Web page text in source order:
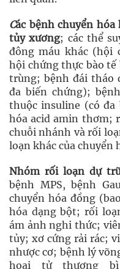
Các bệnh chuyển
tủy xương; các thể
đông máu khác (hội
hội chứng thực bào
trùng; bệnh đái tháo
đa biến chứng);
thuộc insuline (có
hóa acid amin thơm;
chuỗi nhánh và rối
loạn khác của chuyển
Nhóm rối loạn dự
bệnh MPS, bệnh
chuyển hóa đồng
hóa dạng bột; rối
ám ảnh nghi thức;
tủy; xơ cứng rải rác;
nhược cơ; bệnh lý
hoại tử thượng bì